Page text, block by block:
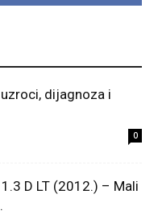
dijagnoza i
0
D LT (2012.) – Mali